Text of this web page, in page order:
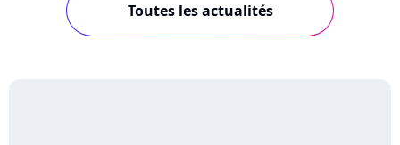
Toutes les actualités